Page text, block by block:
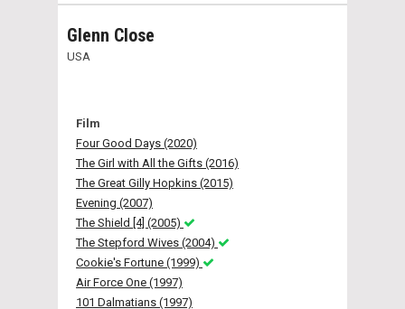
Glenn Close
USA
Film
Four Good Days (2020)
The Girl with All the Gifts (2016)
The Great Gilly Hopkins (2015)
Evening (2007)
The Shield [4] (2005)
The Stepford Wives (2004)
Cookie's Fortune (1999)
Air Force One (1997)
101 Dalmatians (1997)